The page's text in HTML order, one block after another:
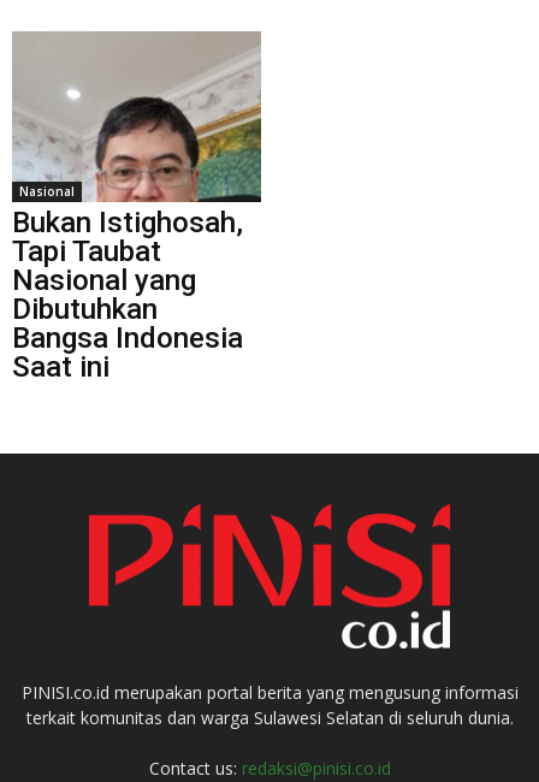
Nasional
Bukan Istighosah,
Tapi Taubat
Nasional yang
Dibutuhkan
Bangsa Indonesia
Saat ini
PINISI.co.id merupakan portal berita yang mengusung informasi
terkait komunitas dan warga Sulawesi Selatan di seluruh dunia.
Contact us: redaksi@pinisi.co.id